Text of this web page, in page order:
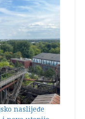
naslijeđe